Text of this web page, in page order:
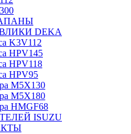
DEKA
K3V112
HPV145
HPV118
HPV95
M5X130
M5X180
HMGF68
ISUZU